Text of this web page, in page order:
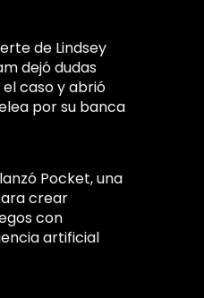
de Lindsey
dejó dudas
caso y abrió
por su banca
Pocket, una
crear
con
artificial